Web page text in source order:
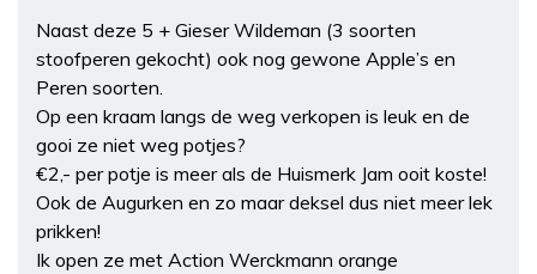
Naast deze 5 + Gieser Wildeman (3 soorten
stoofperen gekocht) ook nog gewone Apple’s en
Peren soorten.
Op een kraam langs de weg verkopen is leuk en de
gooi ze niet weg potjes?
€2,- per potje is meer als de Huismerk Jam ooit koste!
Ook de Augurken en zo maar deksel dus niet meer lek
prikken!
Ik open ze met Action Werckmann orange